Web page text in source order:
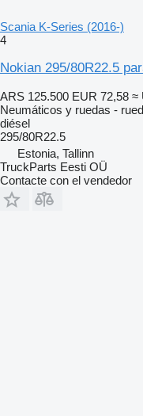
Scania K-Series (2016-)
4
Nokian 295/80R22.5
ARS 125.500 EUR 72,58 ≈
Neumáticos y ruedas -
diésel
295/80R22.5
Estonia, Tallinn
TruckParts Eesti OÜ
Contacte con el vendedor